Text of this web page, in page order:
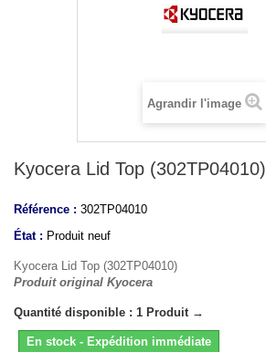
Agrandir l'image
Kyocera Lid Top (302TP04010)
Référence : 302TP04010
État : Produit neuf
Kyocera Lid Top (302TP04010)
Produit original Kyocera
Quantité disponible : 1 Produit →
En stock - Expédition immédiate